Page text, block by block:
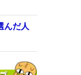
んだ人